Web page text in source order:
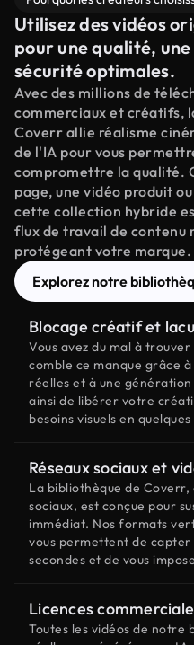
Utilisez des vidéos
pour une qualité,
sécurité optimales.
Avec des millions de
commerciaux et créatifs,
Coverr allie réalisme
de l'IA pour vous
compromettre la qualité.
page, une vidéo produit
cette collection hybride
flux de travail de contenu
protégeant votre marque.
Explorez notre
Blocage créatif et
Vous avez du mal à
comble ce manque grâce
réelles et à une
ainsi de libérer votre
besoins visuels en
Réseaux sociaux et
La bibliothèque de
sociaux, est conçue pour
immédiat. Nos formats
vous permettent de
secondes et de vous
Licences
Toutes les vidéos de notre